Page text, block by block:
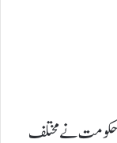
کی حکومت نے مختلف